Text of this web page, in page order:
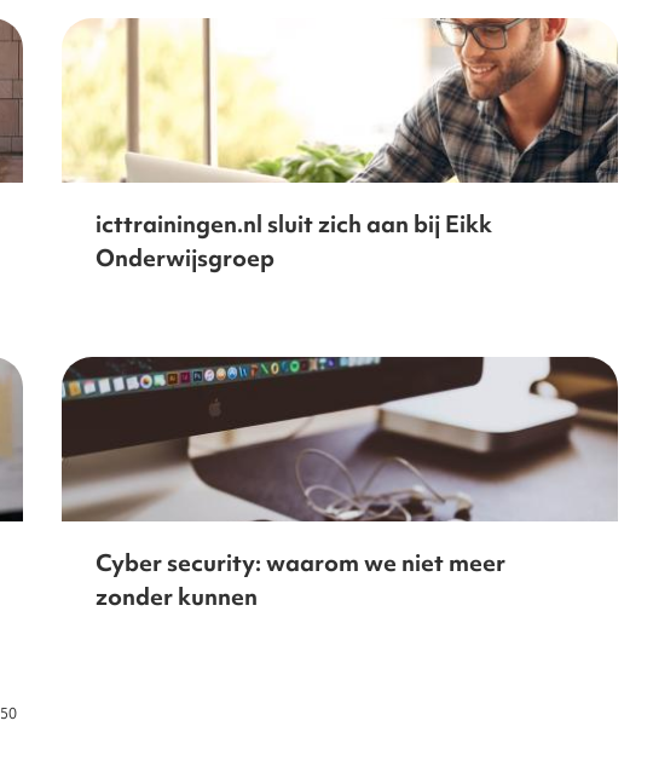
icttrainingen.nl sluit zich aan bij Eikk
Onderwijsgroep
Cyber security: waarom we niet meer
zonder kunnen
50
per pagina